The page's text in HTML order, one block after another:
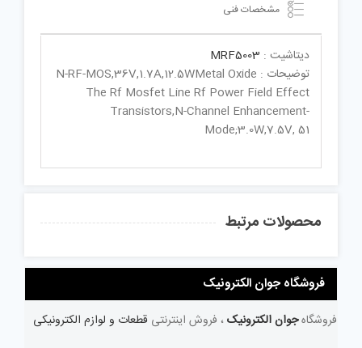
مشخصات فنی
دیتاشیت : MRF5003
توضیحات : N-RF-MOS,36V,1.7A,12.5WMetal Oxide
The Rf Mosfet Line Rf Power Field Effect
Transistors,N-Channel Enhancement-
Mode;3.0W,7.5V, 51
محصولات مرتبط
فروشگاه جوان الکترونیک
فروشگاهجوان الکترونیک ، فروش اینترنتی قطعات و لوازم الکترونیکی